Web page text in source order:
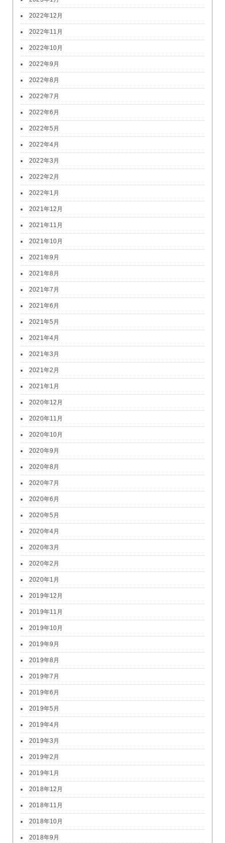
2022年12月
2022年11月
2022年10月
2022年9月
2022年8月
2022年7月
2022年6月
2022年5月
2022年4月
2022年3月
2022年2月
2022年1月
2021年12月
2021年11月
2021年10月
2021年9月
2021年8月
2021年7月
2021年6月
2021年5月
2021年4月
2021年3月
2021年2月
2021年1月
2020年12月
2020年11月
2020年10月
2020年9月
2020年8月
2020年7月
2020年6月
2020年5月
2020年4月
2020年3月
2020年2月
2020年1月
2019年12月
2019年11月
2019年10月
2019年9月
2019年8月
2019年7月
2019年6月
2019年5月
2019年4月
2019年3月
2019年2月
2019年1月
2018年12月
2018年11月
2018年10月
2018年9月